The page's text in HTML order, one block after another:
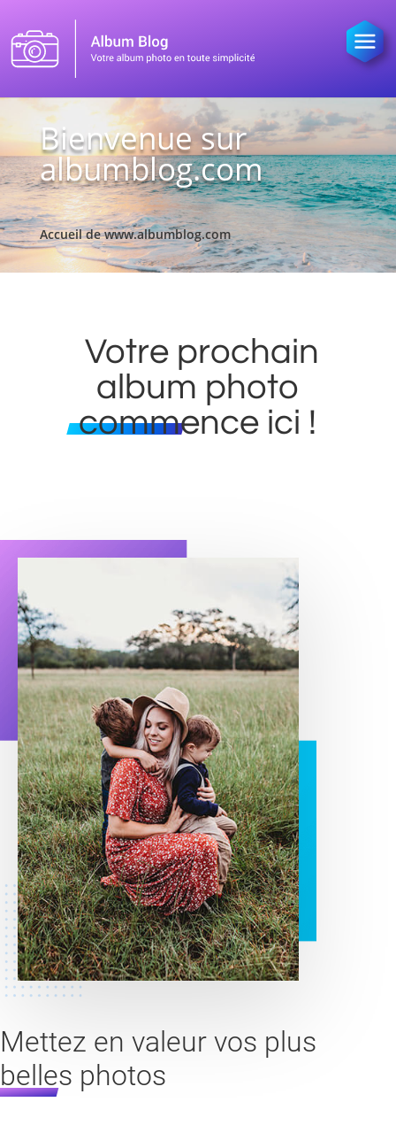
Bienvenue sur
albumblog.com
Votre prochain
album photo
commence ici !
Mettez en valeur vos plus
belles photos
Accueil de www.albumblog.com